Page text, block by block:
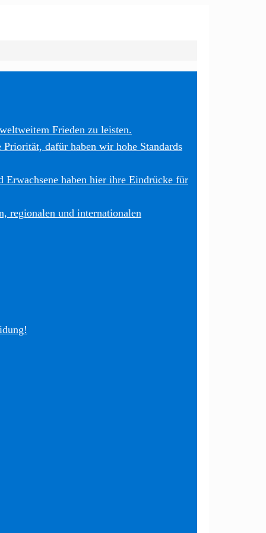
Frieden zu leisten.
dafür haben wir hohe Standards
Erwachsene haben hier ihre Eindrücke für
regionalen und internationalen